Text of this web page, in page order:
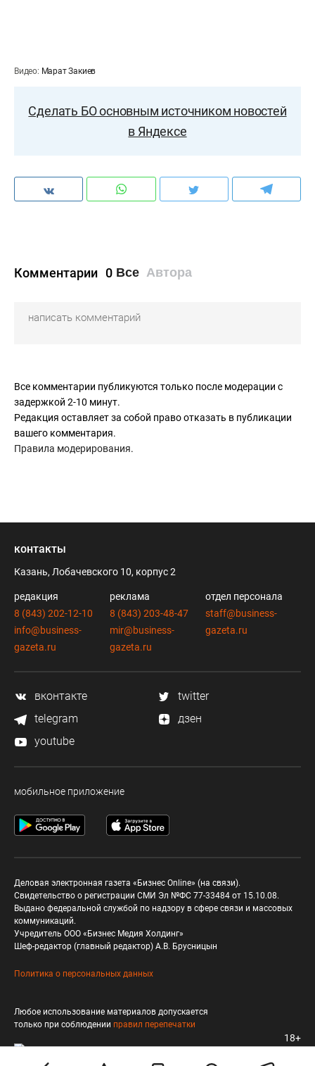
Видео: Марат Закиев
Сделать БО основным источником новостей
в Яндексе
Комментарии 0 Все Автора
Все комментарии публикуются только после модерации с
задержкой 2-10 минут.
Редакция оставляет за собой право отказать в публикации
вашего комментария.
Правила модерирования.
контакты
Казань, Лобачевского 10, корпус 2
редакция
8 (843) 202-12-10
info@business-
gazeta.ru
реклама
8 (843) 203-48-47
mir@business-
gazeta.ru
отдел персонала
staff@business-
gazeta.ru
вконтакте
twitter
telegram
дзен
youtube
мобильное приложение
Деловая электронная газета «Бизнес Online» (на связи).
Свидетельство о регистрации СМИ Эл №ФС 77-33484 от 15.10.08.
Выдано федеральной службой по надзору в сфере связи и массовых
коммуникаций.
Учредитель ООО «Бизнес Медия Холдинг»
Шеф-редактор (главный редактор) А.В. Брусницын
Политика о персональных данных
Любое использование материалов допускается
только при соблюдении правил перепечатки
18+